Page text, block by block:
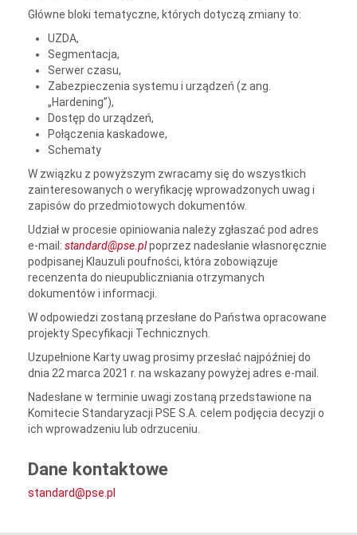
Główne bloki tematyczne, których dotyczą zmiany to:
UZDA,
Segmentacja,
Serwer czasu,
Zabezpieczenia systemu i urządzeń (z ang.
„Hardening”),
Dostęp do urządzeń,
Połączenia kaskadowe,
Schematy
W związku z powyższym zwracamy się do wszystkich
zainteresowanych o weryfikację wprowadzonych uwag i
zapisów do przedmiotowych dokumentów.
Udział w procesie opiniowania należy zgłaszać pod adres
e-mail: standard@pse.plpoprzez nadesłanie własnoręcznie
podpisanej Klauzuli poufności, która zobowiązuje
recenzenta do nieupubliczniania otrzymanych
dokumentów i informacji.
W odpowiedzi zostaną przesłane do Państwa opracowane
projekty Specyfikacji Technicznych.
Uzupełnione Karty uwag prosimy przesłać najpóźniej do
dnia 22 marca 2021 r. na wskazany powyżej adres e-mail.
Nadesłane w terminie uwagi zostaną przedstawione na
Komitecie Standaryzacji PSE S.A. celem podjęcia decyzji o
ich wprowadzeniu lub odrzuceniu.
Dane kontaktowe
standard@pse.pl